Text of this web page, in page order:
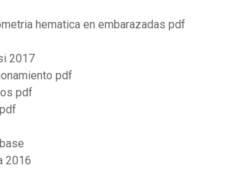
hematica en embarazadas pdf
2017
pdf
pdf
2016